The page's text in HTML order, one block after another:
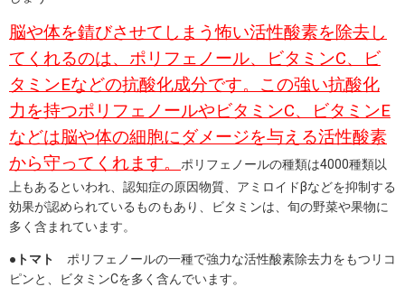
脳や体を錆びさせてしまう怖い活性酸素を除去し
てくれるのは、ポリフェノール、ビタミンC、ビ
タミンEなどの抗酸化成分です。この強い抗酸化
力を持つポリフェノールやビタミンC、ビタミンE
などは脳や体の細胞にダメージを与える活性酸素
から守ってくれます。
ポリフェノールの種類は4000種類以
上もあるといわれ、認知症の原因物質、アミロイドβなどを抑制する
効果が認められているものもあり、ビタミンは、旬の野菜や果物に
多く含まれています。
●トマト
ポリフェノールの一種で強力な活性酸素除去力をもつリコ
ピンと、ビタミンCを多く含んでいます。